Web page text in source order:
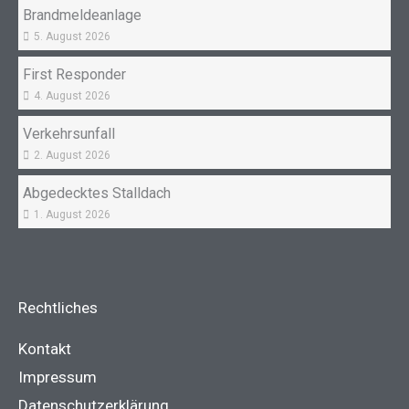
Brandmeldeanlage
5. August 2026
First Responder
4. August 2026
Verkehrsunfall
2. August 2026
Abgedecktes Stalldach
1. August 2026
Rechtliches
Kontakt
Impressum